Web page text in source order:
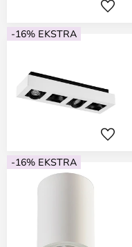
-16% EKSTRA
-16% EKSTRA